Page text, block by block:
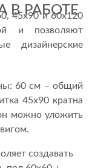
В РАБОТЕ
45х90 и 60х120
и позволяют
дизайнерские
60 см – общий
45х90 кратна
можно уложить
создавать